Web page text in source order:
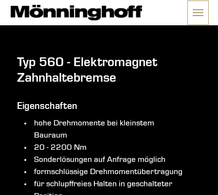
Menü
Typ 560 - Elektromagnet
Zahnhaltebremse
Eigenschaften
hohe Drehmomente bei kleinstem
Bauraum
20 - 2200 Nm
Sonderlösungen auf Anfrage möglich
formschlüssige Drehmomentübertragung
für schlupffreies Halten in geschalteter